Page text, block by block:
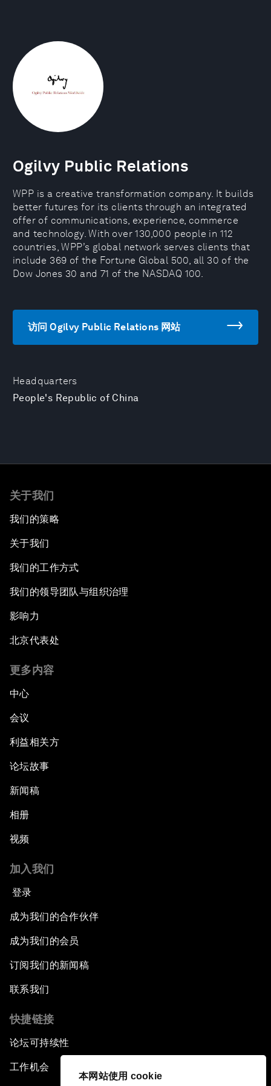
本网站使用 cookie
Headquarters
People's Republic of China
Ogilvy Public Relations
WPP is a creative transformation company. It builds
better futures for its clients through an integrated
offer of communications, experience, commerce
and technology. With over 130,000 people in 112
countries, WPP’s global network serves clients that
include 369 of the Fortune Global 500, all 30 of the
Dow Jones 30 and 71 of the NASDAQ 100.
访问 Ogilvy Public Relations 网站
关于我们
我们的策略
关于我们
我们的工作方式
我们的领导团队与组织治理
影响力
北京代表处
更多内容
中心
会议
利益相关方
论坛故事
新闻稿
相册
视频
加入我们
登录
成为我们的合作伙伴
成为我们的会员
订阅我们的新闻稿
联系我们
快捷链接
论坛可持续性
工作机会